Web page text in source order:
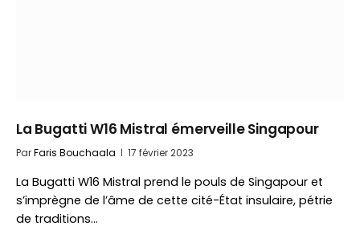
La Bugatti W16 Mistral émerveille Singapour
ParFaris Bouchaala 17 février 2023
La Bugatti W16 Mistral prend le pouls de Singapour et
s’imprègne de l’âme de cette cité-État insulaire, pétrie
de traditions…